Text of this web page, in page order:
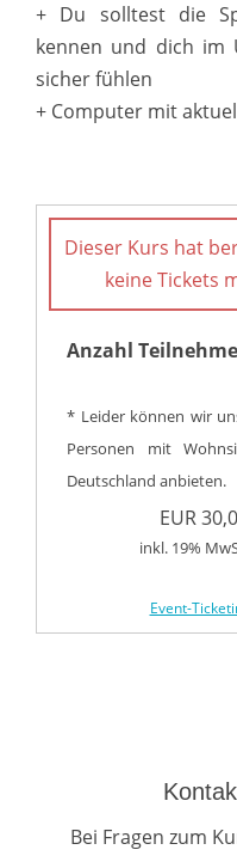
+ Du solltest die
kennen und dich im
sicher fühlen
+ Computer mit
Dieser Kurs hat
keine Tickets
Anzahl
* Leider können wir
Personen mit
Deutschland anbieten.
EUR
inkl. 19%
Event-
Bei Fragen zum